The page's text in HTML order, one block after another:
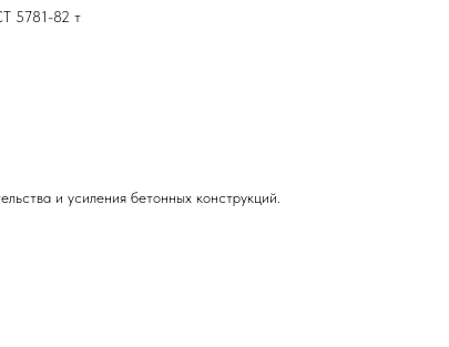
5781-82 т
и усиления бетонных конструкций.